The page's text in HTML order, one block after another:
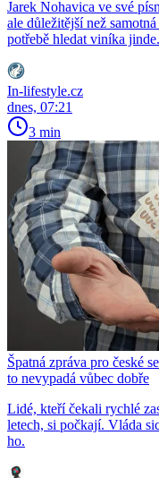
Jarek Nohavica ve své
ale důležitější než
potřebě hledat viníka jinde.
In-lifestyle.cz
dnes, 07:21
3 min
Špatná zpráva pro české
to nevypadá vůbec dobře
Lidé, kteří čekali rychlé
letech, si počkají. Vláda
ho.